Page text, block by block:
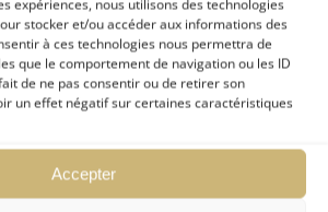
expériences, nous utilisons des technologies
stocker et/ou accéder aux informations des
à ces technologies nous permettra de
que le comportement de navigation ou les ID
de ne pas consentir ou de retirer son
un effet négatif sur certaines caractéristiques
Accepter
en broderie sur le
à l’entrejambe
en tulle et broderie de